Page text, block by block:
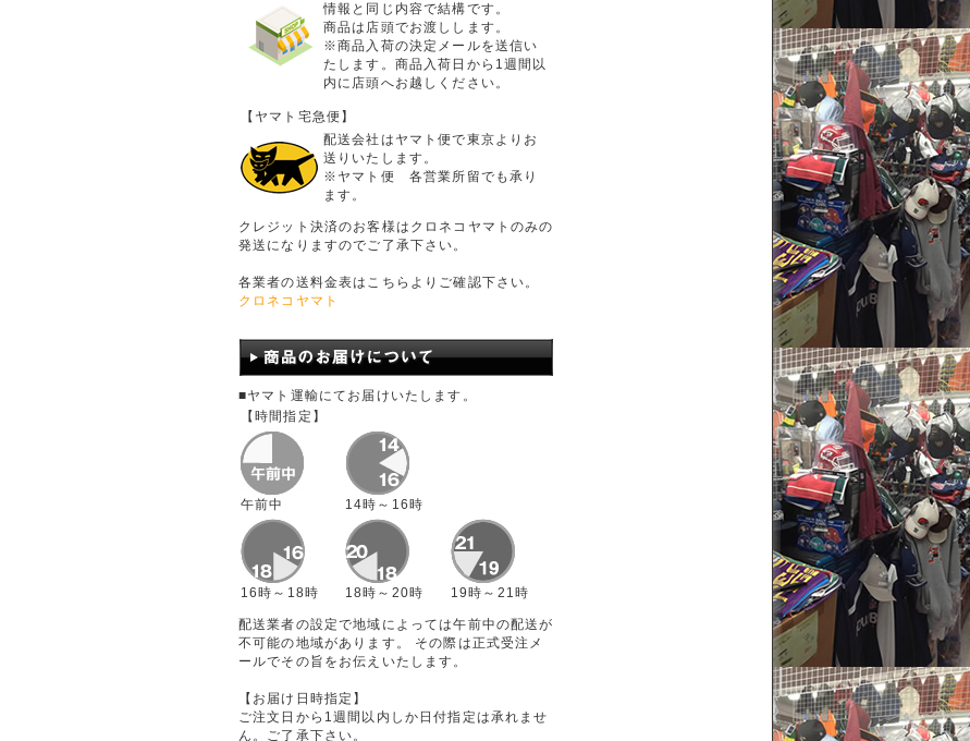
情報と同じ内容で結構です。
商品は店頭でお渡しします。
※商品入荷の決定メールを送信い
たします。商品入荷日から1週間以
内に店頭へお越しください。
【ヤマト宅急便】
配送会社はヤマト便で東京よりお
送りいたします。
※ヤマト便 各営業所留でも承り
ます。
クレジット決済のお客様はクロネコヤマトのみの
発送になりますのでご了承下さい。
各業者の送料金表はこちらよりご確認下さい。
クロネコヤマト
■ヤマト運輸にてお届けいたします。
【時間指定】
午前中 14時～16時
16時～18時 18時～20時 19時～21時
配送業者の設定で地域によっては午前中の配送が
不可能の地域があります。 その際は正式受注メ
ールでその旨をお伝えいたします。
【お届け日時指定】
ご注文日から1週間以内しか日付指定は承れませ
ん。ご了承下さい。